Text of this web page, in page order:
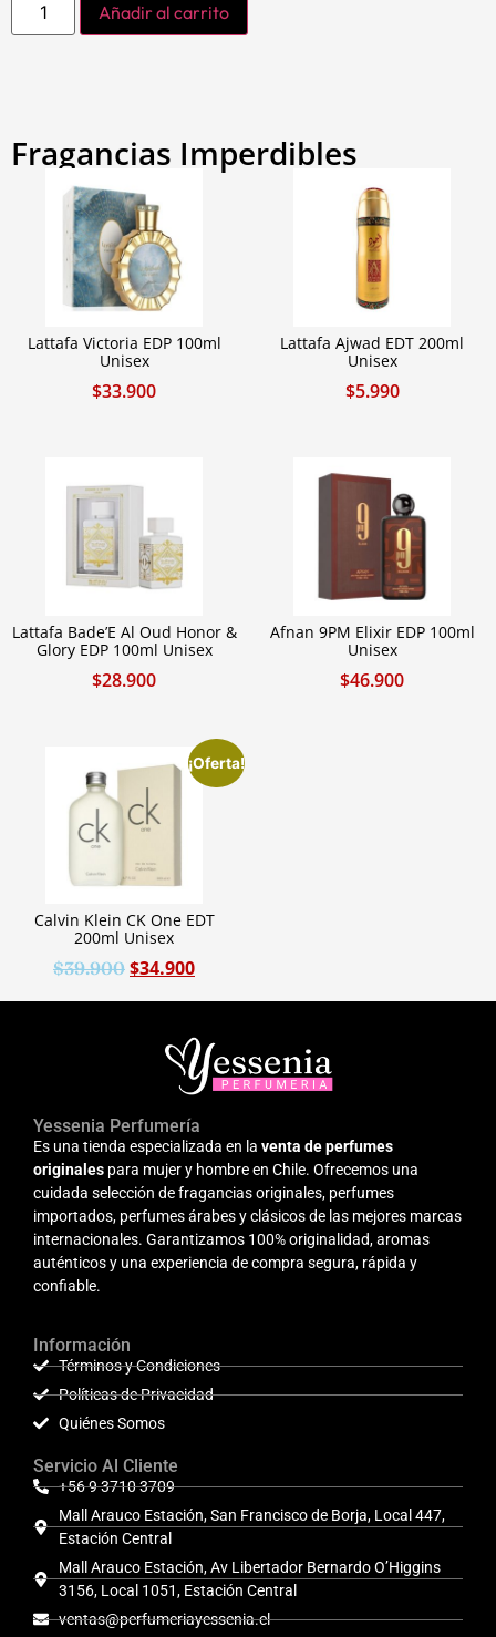
Añadir al carrito
Fragancias Imperdibles
Lattafa Victoria EDP 100ml
Unisex
$33.900
Lattafa Ajwad EDT 200ml
Unisex
$5.990
Lattafa Bade’E Al Oud Honor &
Glory EDP 100ml Unisex
$28.900
Afnan 9PM Elixir EDP 100ml
Unisex
$46.900
¡Oferta!
Calvin Klein CK One EDT
200ml Unisex
$39.900 $34.900
Yessenia Perfumería
Es una tienda especializada en la venta de perfumes
originales para mujer y hombre en Chile. Ofrecemos una
cuidada selección de fragancias originales, perfumes
importados, perfumes árabes y clásicos de las mejores marcas
internacionales. Garantizamos 100% originalidad, aromas
auténticos y una experiencia de compra segura, rápida y
confiable.
Información
Términos y Condiciones
Políticas de Privacidad
Quiénes Somos
Servicio Al Cliente
+56 9 3710 3709
Mall Arauco Estación, San Francisco de Borja, Local 447,
Estación Central
Mall Arauco Estación, Av Libertador Bernardo O’Higgins
3156, Local 1051, Estación Central
ventas@perfumeriayessenia.cl